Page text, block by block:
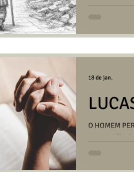
Anderson
O HOMEM
18 de jan.